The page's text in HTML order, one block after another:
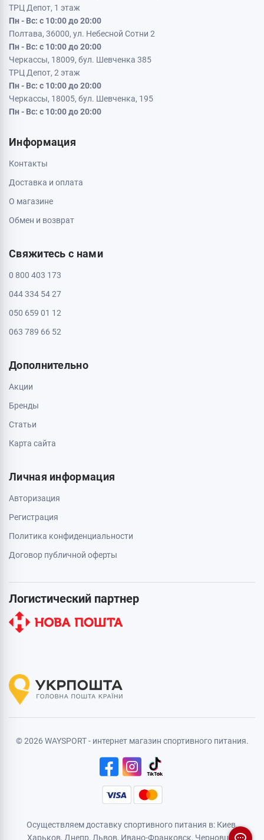
ТРЦ Депот, 1 этаж
Пн - Вс: с 10:00 до 20:00
Полтава, 36000, ул. Небесной Сотни 2
Пн - Вс: с 10:00 до 20:00
Черкассы, 18009, бул. Шевченка 385
ТРЦ Депот, 2 этаж
Пн - Вс: с 10:00 до 20:00
Черкассы, 18005, бул. Шевченка, 195
Пн - Вс: с 10:00 до 20:00
Информация
Контакты
Доставка и оплата
О магазине
Обмен и возврат
Свяжитесь с нами
0 800 403 173
044 334 54 27
050 659 01 12
063 789 66 52
Дополнительно
Акции
Бренды
Статьи
Карта сайта
Личная информация
Авторизация
Регистрация
Политика конфиденциальности
Договор публичной оферты
Логистический партнер
© 2026 WAYSPORT - интернет магазин спортивного питания.
Осуществляем доставку спортивного питания в: Киев,
Харьков, Днепр, Львов, Ивано-Франковск, Черновцы,